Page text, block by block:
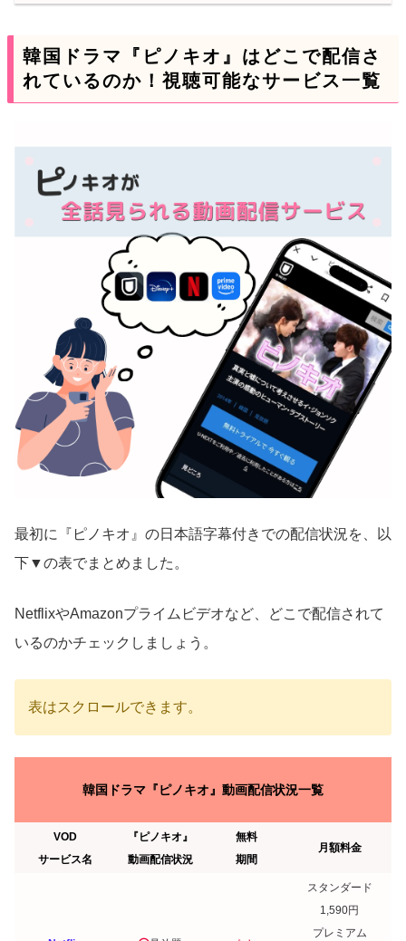
韓国ドラマ『ピノキオ』はどこで配信さ
れているのか！視聴可能なサービス一覧
最初に『ピノキオ』の日本語字幕付きでの配信状況を、以
下▼の表でまとめました。
NetflixやAmazonプライムビデオなど、どこで配信されて
いるのかチェックしましょう。
表はスクロールできます。
韓国ドラマ『ピノキオ』動画配信状況一覧
VOD
サービス名
『ピノキオ』
動画配信状況
無料
期間
月額料金
スタンダード
1,590円
プレミアム